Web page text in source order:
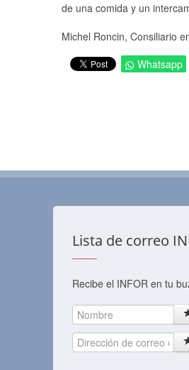
de una comida y un
Michel Roncin, Consiliario
Whatsapp
Lista de correo
Recibe el INFOR en tu